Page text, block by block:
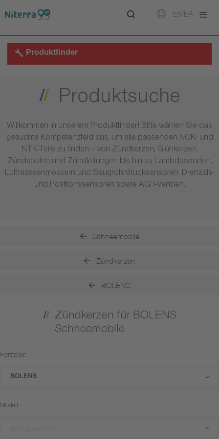
to
to
to
EMEA
Produktfinder
Produktsuche
Willkommen in unserem Produktfinder! Bitte wählen Sie das
gesuchte Kompetenzfeld aus, um alle passenden NGK- und
NTK-Teile zu finden – von Zündkerzen, Glühkerzen,
Zündspulen und Zündleitungen bis hin zu Lambdasonden,
Luftmassenmessern und Saugrohrdrucksensoren, Drehzahl-
und Positionssensoren sowie AGR-Ventilen.
Schneemobile
Zündkerzen
BOLENS
Zündkerzen für BOLENS
Schneemobile
Hersteller:
BOLENS
Modell: